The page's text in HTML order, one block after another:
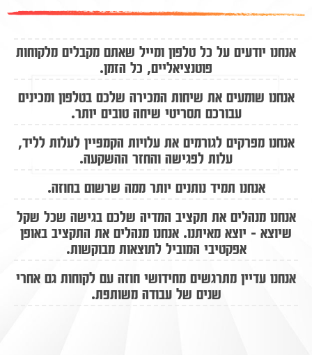
אנחנו יודעים על כל טלפון ומייל שאתם מקבלים מלקוחות
פוטנציאליים, כל הזמן.
אנחנו שומעים את שיחות המכירה שלכם בטלפון ומכינים
עבורכם תסריטי שיחה טובים יותר.
אנחנו מפרקים לגורמים את עלויות הקמפיין לעלות לליד,
עלות לפגישה והחזר ההשקעה.
אנחנו תמיד נותנים יותר ממה שרשום בחוזה.
אנחנו מנהלים את תקציב המדיה שלכם בגישה שכל שקל
שיוצא - יוצא מאיתנו. אנחנו מנהלים את התקציב באופן
אפקטיבי המוביל לתוצאות מבוקשות.
אנחנו עדיין מתרגשים מחידושי חוזה עם לקוחות גם אחרי
שנים של עבודה משותפת.